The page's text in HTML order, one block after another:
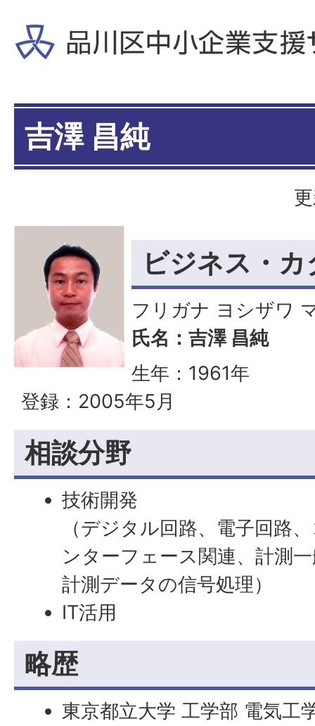
吉澤 昌純
ビジネス・
フリガナ ヨシザワ
氏名：吉澤 昌純
生年：1961年
登録：2005年5月
相談分野
技術開発
（デジタル回路、電子回路
ンターフェース関連、計測
計測データの信号処理）
IT活用
略歴
東京都立大学 工学部 電気工